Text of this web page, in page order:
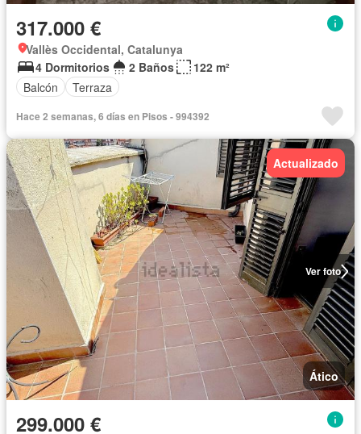
317.000 €
Vallès Occidental, Catalunya
4 Dormitorios
2 Baños
122 m²
Balcón
Terraza
Hace 2 semanas, 6 días en Pisos - 994392
Ver foto
Actualizado
Ático
299.000 €